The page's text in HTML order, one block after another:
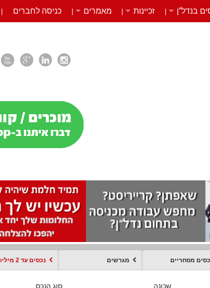
בנדל”ן | זכיינות | מאמרים | כניסה לחברים |
מסחריים מגרשים נכסים עד 2 מיליון ש”ח
שכונה סוג הנכס שכונה סוג הנכס שכונה סוג הנכס שכונה סוג עסקה מקומה
שכונה סוג הנכס שכונה טקסט חופשי